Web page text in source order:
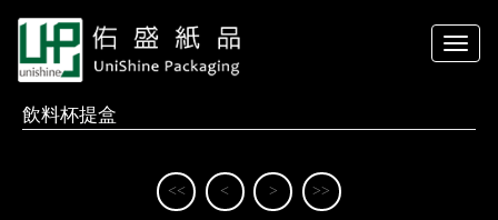
Toggle
飲料杯提盒
<< < > >>